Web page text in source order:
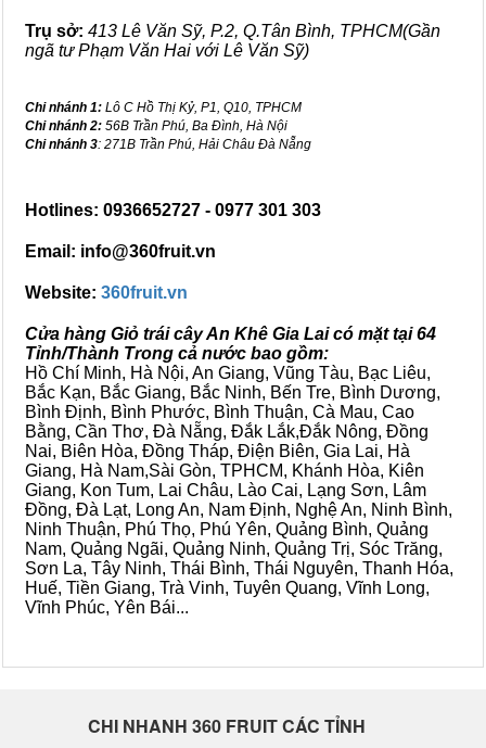
Trụ sở: 413 Lê Văn Sỹ, P.2, Q.Tân Bình, TPHCM(Gần
ngã tư Phạm Văn Hai với Lê Văn Sỹ)
Chi nhánh 1: Lô C Hồ Thị Kỷ, P1, Q10, TPHCM
Chi nhánh 2: 56B Trần Phú, Ba Đình, Hà Nội
Chi nhánh 3: 271B Trần Phú, Hải Châu Đà Nẵng
Hotlines: 0936652727 - 0977 301 303
Email: info@360fruit.vn
Website: 360fruit.vn
Cửa hàng Giỏ trái cây An Khê Gia Lai có mặt tại 64
Tỉnh/Thành Trong cả nước bao gồm:
Hồ Chí Minh, Hà Nội, An Giang, Vũng Tàu, Bạc Liêu,
Bắc Kạn, Bắc Giang, Bắc Ninh, Bến Tre, Bình Dương,
Bình Định, Bình Phước, Bình Thuận, Cà Mau, Cao
Bằng, Cần Thơ, Đà Nẵng, Đắk Lắk,Đắk Nông, Đồng
Nai, Biên Hòa, Đồng Tháp, Điện Biên, Gia Lai, Hà
Giang, Hà Nam,Sài Gòn, TPHCM, Khánh Hòa, Kiên
Giang, Kon Tum, Lai Châu, Lào Cai, Lạng Sơn, Lâm
Đồng, Đà Lạt, Long An, Nam Định, Nghệ An, Ninh Bình,
Ninh Thuận, Phú Thọ, Phú Yên, Quảng Bình, Quảng
Nam, Quảng Ngãi, Quảng Ninh, Quảng Trị, Sóc Trăng,
Sơn La, Tây Ninh, Thái Bình, Thái Nguyên, Thanh Hóa,
Huế, Tiền Giang, Trà Vinh, Tuyên Quang, Vĩnh Long,
Vĩnh Phúc, Yên Bái...
CHI NHANH 360 FRUIT CÁC TỈNH